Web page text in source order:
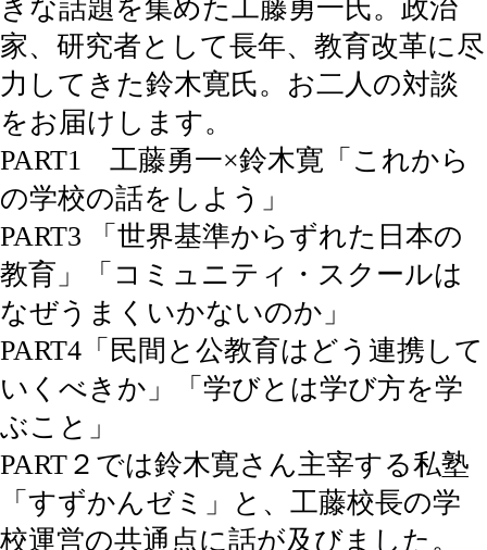
きな話題を集めた工藤勇一氏。政治
家、研究者として長年、教育改革に尽
力してきた鈴木寛氏。お二人の対談
をお届けします。
PART1 工藤勇一×鈴木寛「これから
の学校の話をしよう」
PART3 「世界基準からずれた日本の
教育」「コミュニティ・スクールは
なぜうまくいかないのか」
PART4「民間と公教育はどう連携して
いくべきか」「 学びとは学び方を学
ぶこと」
PART２では鈴木寛さん主宰する私塾
「すずかんゼミ」と、工藤校長の学
校運営の共通点に話が及びました。